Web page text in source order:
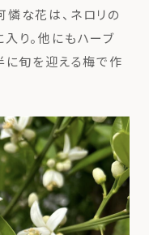
憐な花は、ネロリの
り。他にもハーブ
に旬を迎える梅で作